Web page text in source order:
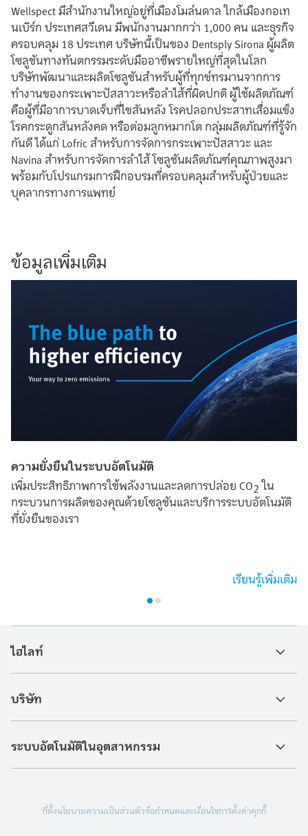
Wellspect มีสำนักงานใหญ่อยู่ที่เมืองโมล์นดาล ใกล้เมืองกอเท
นเบิร์ก ประเทศสวีเดน มีพนักงานมากกว่า 1,000 คน และธุรกิจ
ครอบคลุม 18 ประเทศ บริษัทนี้เป็นของ Dentsply Sirona ผู้ผลิต
โซลูชันทางทันตกรรมระดับมืออาชีพรายใหญ่ที่สุดในโลก
บริษัทพัฒนาและผลิตโซลูชันสำหรับผู้ที่ทุกข์ทรมานจากการ
ทำงานของกระเพาะปัสสาวะหรือลำไส้ที่ผิดปกติ ผู้ใช้ผลิตภัณฑ์
คือผู้ที่มีอาการบาดเจ็บที่ไขสันหลัง โรคปลอกประสาทเสื่อมแข็ง
โรคกระดูกสันหลังคด หรือต่อมลูกหมากโต กลุ่มผลิตภัณฑ์ที่รู้จัก
กันดี ได้แก่ Lofric สำหรับการจัดการกระเพาะปัสสาวะ และ
Navina สำหรับการจัดการลำไส้ โซลูชันผลิตภัณฑ์คุณภาพสูงมา
พร้อมกับโปรแกรมการฝึกอบรมที่ครอบคลุมสำหรับผู้ป่วยและ
บุคลากรทางการแพทย์
ข้อมูลเพิ่มเติม
ความยั่งยืนในระบบอัตโนมัติ
เพิ่มประสิทธิภาพการใช้พลังงานและลดการปล่อย CO2ใน
กระบวนการผลิตของคุณด้วยโซลูชันและบริการระบบอัตโนมัติ
ที่ยั่งยืนของเรา
เรียนรู้เพิ่มเติม
ไฮไลท์
บริษัท
ระบบอัตโนมัติในอุตสาหกรรม
ที่ตั้งนโยบายความเป็นส่วนตัวข้อกำหนดและเงื่อนไขการตั้งค่าคุกกี้